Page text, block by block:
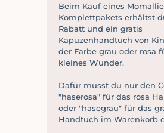
Beim Kauf eines Momallie
Komplettpakets erhältst
Rabatt und ein gratis
Kapuzenhandtuch von
der Farbe grau oder rosa
kleines Wunder.
Dafür musst du nur den
"haserosa" für das rosa
oder "hasegrau" für das
Handtuch im Warenkorb